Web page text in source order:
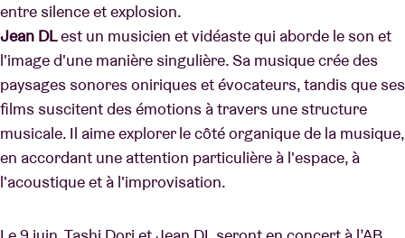
entre silence et explosion.
Jean DLest un musicien et vidéaste qui aborde le son et
l'image d'une manière singulière. Sa musique crée des
paysages sonores oniriques et évocateurs, tandis que ses
films suscitent des émotions à travers une structure
musicale. Il aime explorer le côté organique de la musique,
en accordant une attention particulière à l'espace, à
l'acoustique et à l'improvisation.